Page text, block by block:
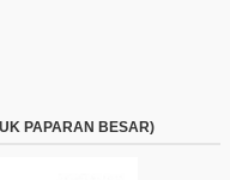
PAPARAN BESAR)